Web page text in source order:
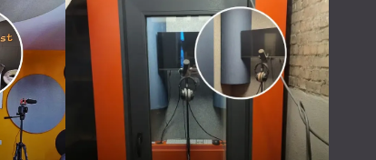
POLAND | PL
FINLAND | FI
USA | US
SOUTH AFRICA | ZA